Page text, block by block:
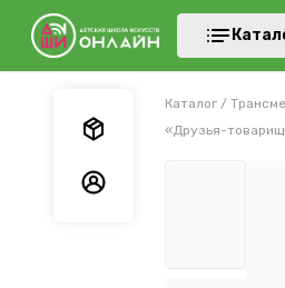
Мои заказы
Каталог /
«Друзья-